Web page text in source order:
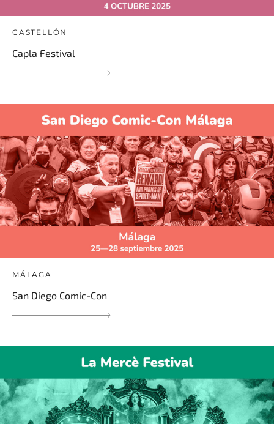
CASTELLÓN
Capla Festival
MÁLAGA
San Diego Comic-Con